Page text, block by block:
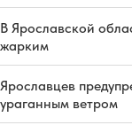
В Ярославской
жарким
Ярославцев
ураганным ветром